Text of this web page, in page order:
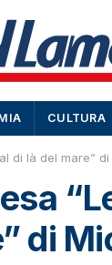
CULTURA
di là del mare”
di